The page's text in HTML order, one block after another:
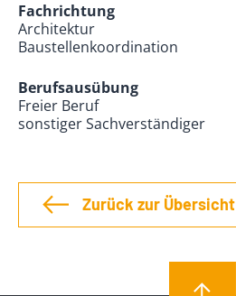
Fachrichtung
Architektur
Baustellenkoordination
Berufsausübung
Freier Beruf
sonstiger Sachverständiger
Zurück zur Übersicht